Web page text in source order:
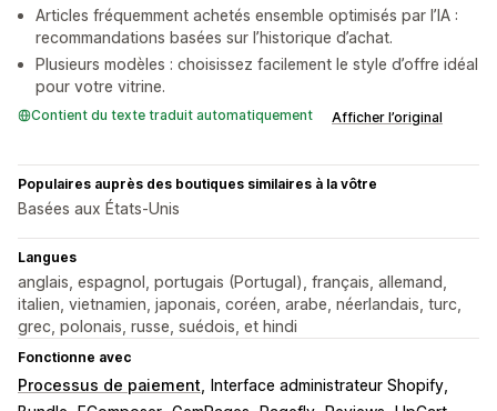
Articles fréquemment achetés ensemble optimisés par l’IA :
recommandations basées sur l’historique d’achat.
Plusieurs modèles : choisissez facilement le style d’offre idéal
pour votre vitrine.
Contient du texte traduit automatiquement Afficher l’original
Populaires auprès des boutiques similaires à la vôtre
Basées aux États-Unis
Langues
anglais, espagnol, portugais (Portugal), français, allemand,
italien, vietnamien, japonais, coréen, arabe, néerlandais, turc,
grec, polonais, russe, suédois, et hindi
Fonctionne avec
Processus de paiement
Interface administrateur Shopify